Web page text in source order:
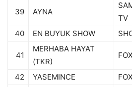
39 AYNA
TV
40 EN BUYUK SHOW
41
MERHABA HAYAT
(TKR)
42 YASEMINCE